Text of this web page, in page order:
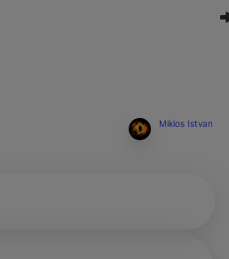
Miklos Istvan